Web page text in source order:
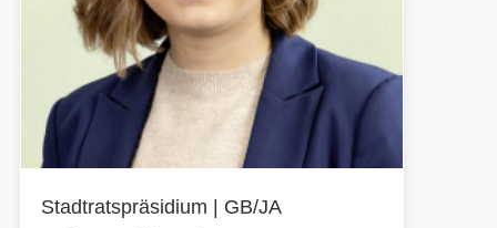
Stadtratspräsidium | GB/JA